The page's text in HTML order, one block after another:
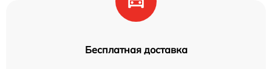
Бесплатная доставка